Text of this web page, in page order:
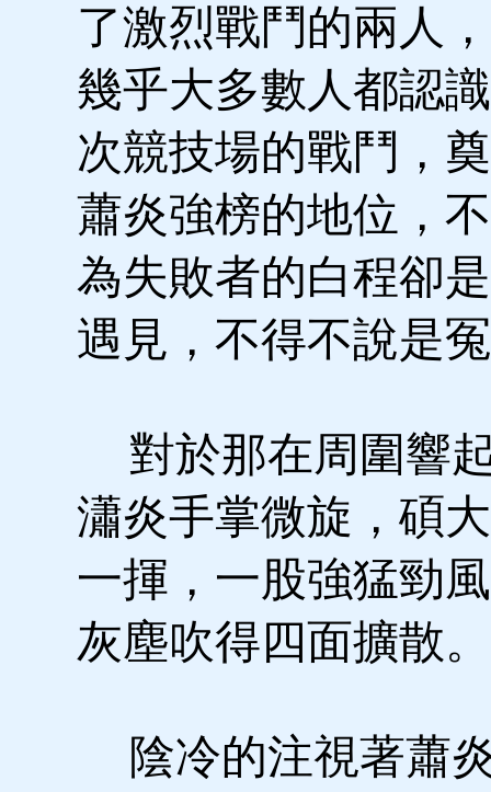
了激烈戰鬥的兩人
幾乎大多數人都認
次競技場的戰鬥，
蕭炎強榜的地位，
為失敗者的白程卻
遇見，不得不說是
對於那在周圍響
瀟炎手掌微旋，碩
一揮，一股強猛勁
灰塵吹得四面擴散。
陰冷的注視著蕭